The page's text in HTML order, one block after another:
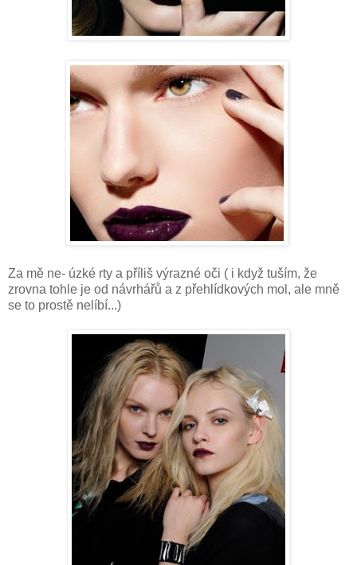
Za mě ne- úzké rty a příliš výrazné oči ( i když tuším, že
zrovna tohle je od návrhářů a z přehlídkových mol, ale mně
se to prostě nelíbí...)